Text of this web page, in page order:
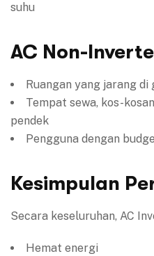
suhu
AC Non-
Ruangan yang jarang di
Tempat sewa, kos-
pendek
Pengguna dengan
Kesimpulan
Secara keseluruhan, AC
Hemat energi